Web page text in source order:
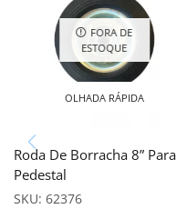
FORA DE
ESTOQUE
OLHADA RÁPIDA
Roda De Borracha 8” Para
Pedestal
SKU: 62376